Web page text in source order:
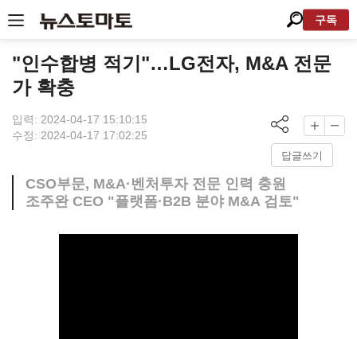
구독
"인수합병 적기"…LG전자, M&A 전문
가 확충
입력: 2024-04-17 15:10:15
수정: 2024-04-17 17:02:25
답글쓰기
CSO부문, M&A·벤처투자 전문 인력 충원
조주완 CEO "플랫폼·B2B 분야 M&A 검토"